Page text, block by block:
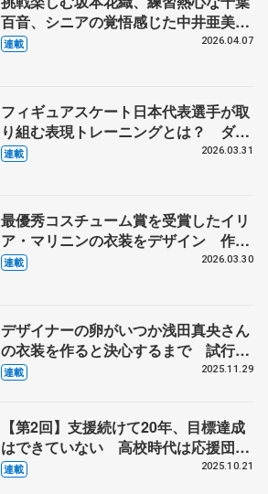
百音、シニアの覚悟感じた中井亜美
ダンサー、振付家の小㞍健太さんが見
連載 2026.04.07
フィギュアスケート日本代表選手が取
り組む表現トレーニングとは？ ダン
サー、振付家の小㞍健太さんが伝えた
連載 2026.03.31
最優秀コスチューム賞を受賞したイリ
ア・マリニンの衣装をデザイン 作り
手の考えが尊重される海外選手からの
連載 2026.03.30
デザイナーの卵がいつか浅田真央さん
の衣装を作ると決心するまで 試行錯
誤の日々、２週間で仕上げた羽生結弦
連載 2025.11.29
【第2回】支援続けて20年、目標達成
はできていない 高校時代は応援団、
人気ない方に熱が入る
連載 2025.10.21